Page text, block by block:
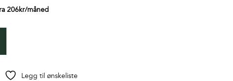
206kr/måned
Legg til ønskeliste